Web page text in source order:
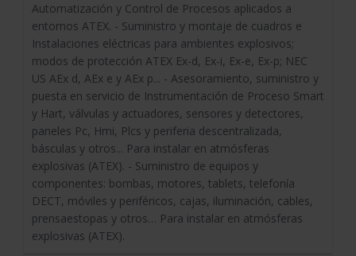
Automatización y Control de Procesos aplicados a
entornos ATEX. - Suministro y montaje de cuadros e
Instalaciones eléctricas para ambientes explosivos;
modos de protección ATEX Ex-d, Ex-i, Ex-e, Ex-p; NEC
US AEx d, AEx e y AEx p... - Asesoramiento, suministro y
puesta en servicio de Instrumentación de Proceso Smart
y Hart, válvulas y actuadores, sensores y detectores,
paneles Pc, Hmi, Plcs y periferia descentralizada,
básculas y otros... Para instalar en atmósferas
explosivas (ATEX). - Suministro de equipos y
componentes: bombas, motores, tablets, telefonía
DECT, móviles y periféricos, cajas, iluminación, cables,
prensaestopas y otros… Para instalar en atmósferas
explosivas (ATEX).